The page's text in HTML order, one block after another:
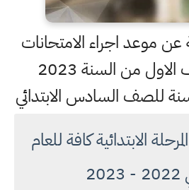
عن موعد اجراء الامتحانات
الخاصة بالنصف الاول من السنة 2023
للصف السادس الابتدائي
الابتدائية كافة للعام